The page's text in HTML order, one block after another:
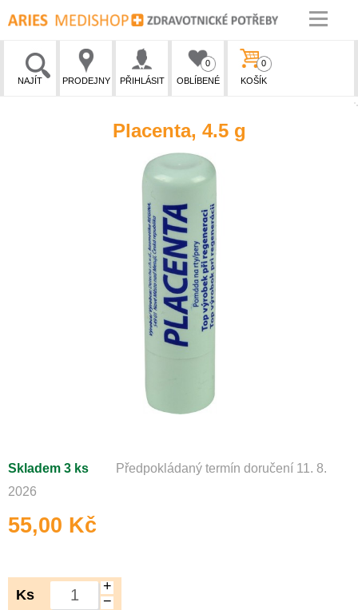
NAJÍT PRODEJNY PŘIHLÁSIT OBLÍBENÉ
0
KOŠÍK
0
Placenta, 4.5 g
Skladem 3 ks
Předpokládaný termín doručení 11. 8.
2026
55,00 Kč
Ks
+
−